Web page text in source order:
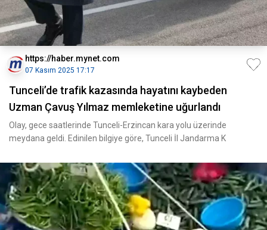
https://haber.mynet.com
07 Kasım 2025 17:17
Tunceli’de trafik kazasında hayatını kaybeden
Uzman Çavuş Yılmaz memleketine uğurlandı
Olay, gece saatlerinde Tunceli-Erzincan kara yolu üzerinde
meydana geldi. Edinilen bilgiye göre, Tunceli İl Jandarma K